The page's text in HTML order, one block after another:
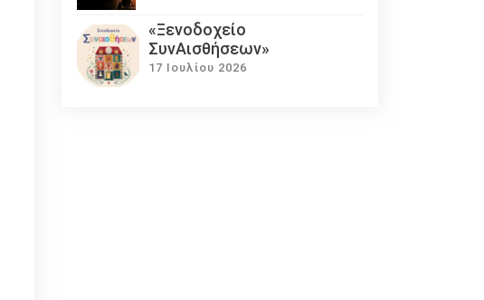
«Ξενοδοχείο
ΣυνΑισθήσεων»
17 Ιουλίου 2026